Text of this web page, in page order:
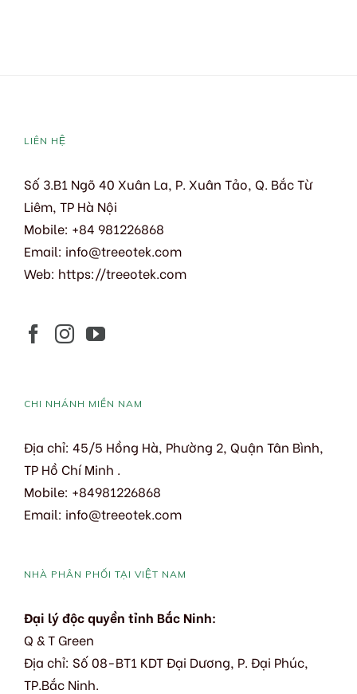
LIÊN HỆ
Số 3.B1 Ngõ 40 Xuân La, P. Xuân Tảo, Q. Bắc Từ
Liêm, TP Hà Nội
Mobile: +84 981226868
Email: info@treeotek.com
Web: https://treeotek.com
CHI NHÁNH MIỀN NAM
Địa chỉ: 45/5 Hồng Hà, Phường 2, Quận Tân Bình,
TP Hồ Chí Minh .
Mobile: +84981226868
Email: info@treeotek.com
NHÀ PHÂN PHỐI TẠI VIỆT NAM
Đại lý độc quyền tỉnh Bắc Ninh:
Q & T Green
Địa chỉ: Số 08-BT1 KDT Đại Dương, P. Đại Phúc,
TP.Bắc Ninh.